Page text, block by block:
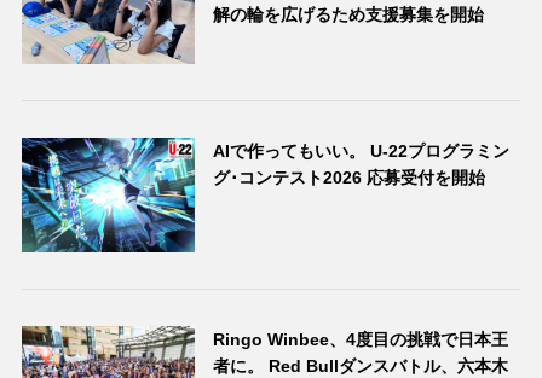
解の輪を広げるため支援募集を開始
AIで作ってもいい。 U-22プログラミン
グ･コンテスト2026 応募受付を開始
Ringo Winbee、4度目の挑戦で日本王
者に。 Red Bullダンスバトル、六本木